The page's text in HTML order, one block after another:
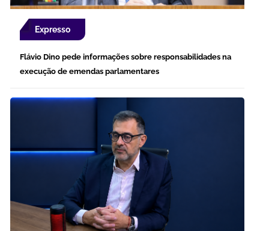
Expresso
Flávio Dino pede informações sobre responsabilidades na
execução de emendas parlamentares